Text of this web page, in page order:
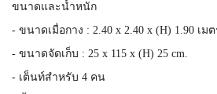
ขนาดและน้ำหนัก
- ขนาดเมื่อกาง : 2.40 x 2.40 x (H) 1.90 เมต
- ขนาดจัดเก็บ : 25 x 115 x (H) 25 cm.
- เต็นท์สำหรับ 4 คน